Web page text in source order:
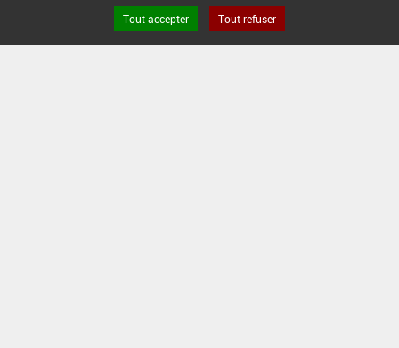
DATE DE FIN D'UTILISATION :
Tout accepter Tout refuser